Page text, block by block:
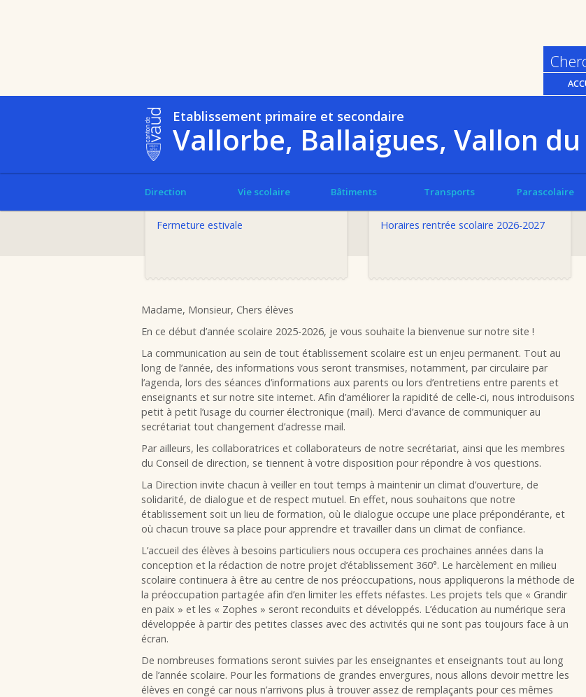
Etablissement primaire et secondaire
Vallorbe, Ballaigues, Vallon
Direction Vie scolaire Bâtiments Transports Parascolaire
Fermeture estivale Horaires rentrée scolaire 2026-2027
Madame, Monsieur, Chers élèves
En ce début d’année scolaire 2025-2026, je vous souhaite la bienvenue sur notre site !
La communication au sein de tout établissement scolaire est un enjeu permanent. Tout au
long de l’année, des informations vous seront transmises, notamment, par circulaire par
l’agenda, lors des séances d’informations aux parents ou lors d’entretiens entre parents et
enseignants et sur notre site internet. Afin d’améliorer la rapidité de celle-ci, nous introduisons
petit à petit l’usage du courrier électronique (mail). Merci d’avance de communiquer au
secrétariat tout changement d’adresse mail.
Par ailleurs, les collaboratrices et collaborateurs de notre secrétariat, ainsi que les membres
du Conseil de direction, se tiennent à votre disposition pour répondre à vos questions.
La Direction invite chacun à veiller en tout temps à maintenir un climat d’ouverture, de
solidarité, de dialogue et de respect mutuel. En effet, nous souhaitons que notre
établissement soit un lieu de formation, où le dialogue occupe une place prépondérante, et
où chacun trouve sa place pour apprendre et travailler dans un climat de confiance.
L’accueil des élèves à besoins particuliers nous occupera ces prochaines années dans la
conception et la rédaction de notre projet d’établissement 360°. Le harcèlement en milieu
scolaire continuera à être au centre de nos préoccupations, nous appliquerons la méthode de
la préoccupation partagée afin d’en limiter les effets néfastes. Les projets tels que « Grandir
en paix » et les « Zophes » seront reconduits et développés. L’éducation au numérique sera
développée à partir des petites classes avec des activités qui ne sont pas toujours face à un
écran.
De nombreuses formations seront suivies par les enseignantes et enseignants tout au long
de l’année scolaire. Pour les formations de grandes envergures, nous allons devoir mettre les
élèves en congé car nous n’arrivons plus à trouver assez de remplaçants pour ces mêmes